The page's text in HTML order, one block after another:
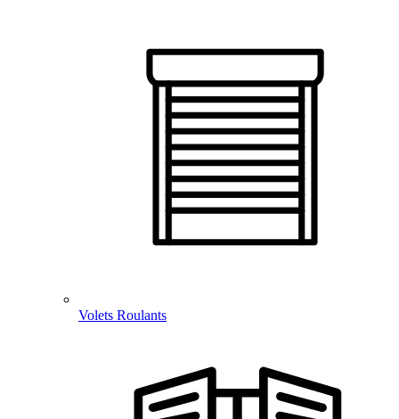
Volets Roulants